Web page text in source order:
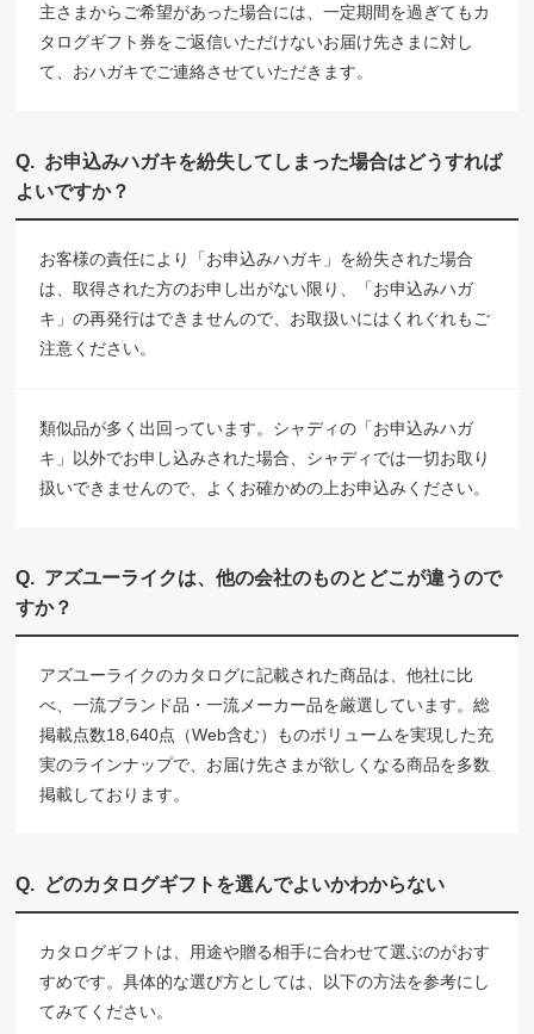
主さまからご希望があった場合には、一定期間を過ぎてもカ
タログギフト券をご返信いただけないお届け先さまに対し
て、おハガキでご連絡させていただきます。
お申込みハガキを紛失してしまった場合はどうすれば
よいですか？
お客様の責任により「お申込みハガキ」を紛失された場合
は、取得された方のお申し出がない限り、「お申込みハガ
キ」の再発行はできませんので、お取扱いにはくれぐれもご
注意ください。
類似品が多く出回っています。シャディの「お申込みハガ
キ」以外でお申し込みされた場合、シャディでは一切お取り
扱いできませんので、よくお確かめの上お申込みください。
アズユーライクは、他の会社のものとどこが違うので
すか？
アズユーライクのカタログに記載された商品は、他社に比
べ、一流ブランド品・一流メーカー品を厳選しています。総
掲載点数18,640点（Web含む）ものボリュームを実現した充
実のラインナップで、お届け先さまが欲しくなる商品を多数
掲載しております。
どのカタログギフトを選んでよいかわからない
カタログギフトは、用途や贈る相手に合わせて選ぶのがおす
すめです。具体的な選び方としては、以下の方法を参考にし
てみてください。